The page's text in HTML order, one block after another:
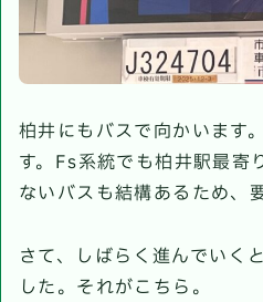
柏井にもバスで向かいます
す。Fs系統でも柏井駅最寄
ないバスも結構あるため、
さて、しばらく進んでいく
した。それがこちら。